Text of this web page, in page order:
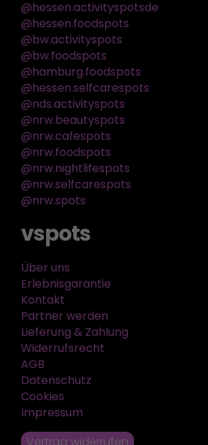
@hessen.activityspotsde
@hessen.foodspots
@bw.activityspots
@bw.foodspots
@hamburg.foodspots
@hessen.selfcarespots
@nds.activityspots
@nrw.beautyspots
@nrw.cafespots
@nrw.foodspots
@nrw.nightlifespots
@nrw.selfcarespots
@nrw.spots
vspots
Über uns
Erlebnisgarantie
Kontakt
Partner werden
Lieferung & Zahlung
Widerrufsrecht
AGB
Datenschutz
Cookies
Impressum